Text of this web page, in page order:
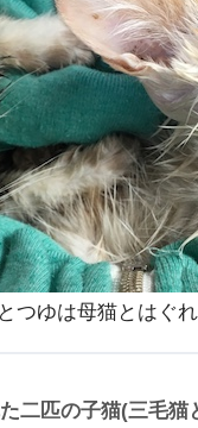
つゆは母猫とはぐ
二匹の子猫(三毛猫